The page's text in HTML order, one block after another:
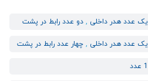
یک عدد هدر داخلی ,دو عدد رابط در پشت
یک عدد هدر داخلی ,چهار عدد رابط در پشت
1 عدد